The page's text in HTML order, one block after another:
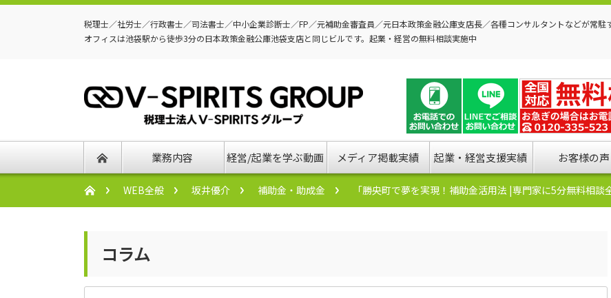
税理士／社労士／行政書士／司法書士／中小企業診断士／FP／元補助金審査員／元日本政策金融公庫支店長／各種コンサルタントなどが常駐
オフィスは池袋駅から徒歩3分の日本政策金融公庫池袋支店と同じビルです。起業・経営の無料相談実施中
業務内容 経営/起業を学ぶ動画 メディア掲載実績 起業・経営支援実績 お客様の声
WEB全般 坂井優介 補助金・助成金 「勝央町で夢を実現！補助金活用法 |専門家に5分無料相談
コラム